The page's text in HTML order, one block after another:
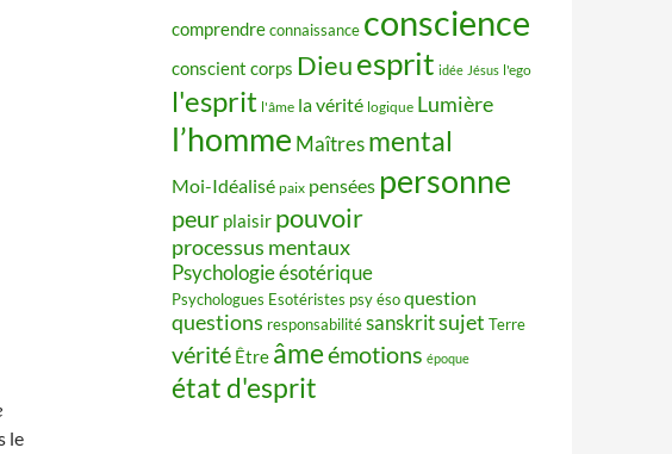
le
comprendreconnaissance conscience
conscient corps Dieuesprit idée Jésus l'ego
l'esprit l'âme la vérité logique Lumière
l’homme Maîtres mental
Moi-Idéalisé paix pensées personne
peur plaisir pouvoir
processus mentaux
Psychologie ésotérique
Psychologues Esotéristes psy ésoquestion
questions responsabilitésanskritsujet Terre
vérité Être âmeémotions époque
état d'esprit